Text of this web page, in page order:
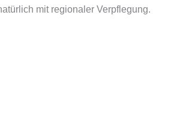
mit regionaler Verpflegung.